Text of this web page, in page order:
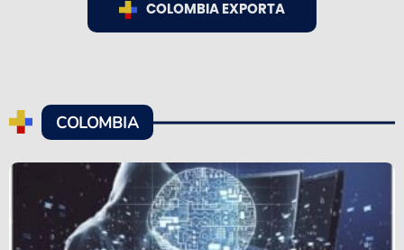
COLOMBIA EXPORTA
COLOMBIA